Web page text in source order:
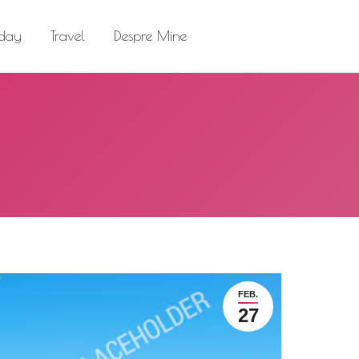
Travel Despre Mine
FEB.
27